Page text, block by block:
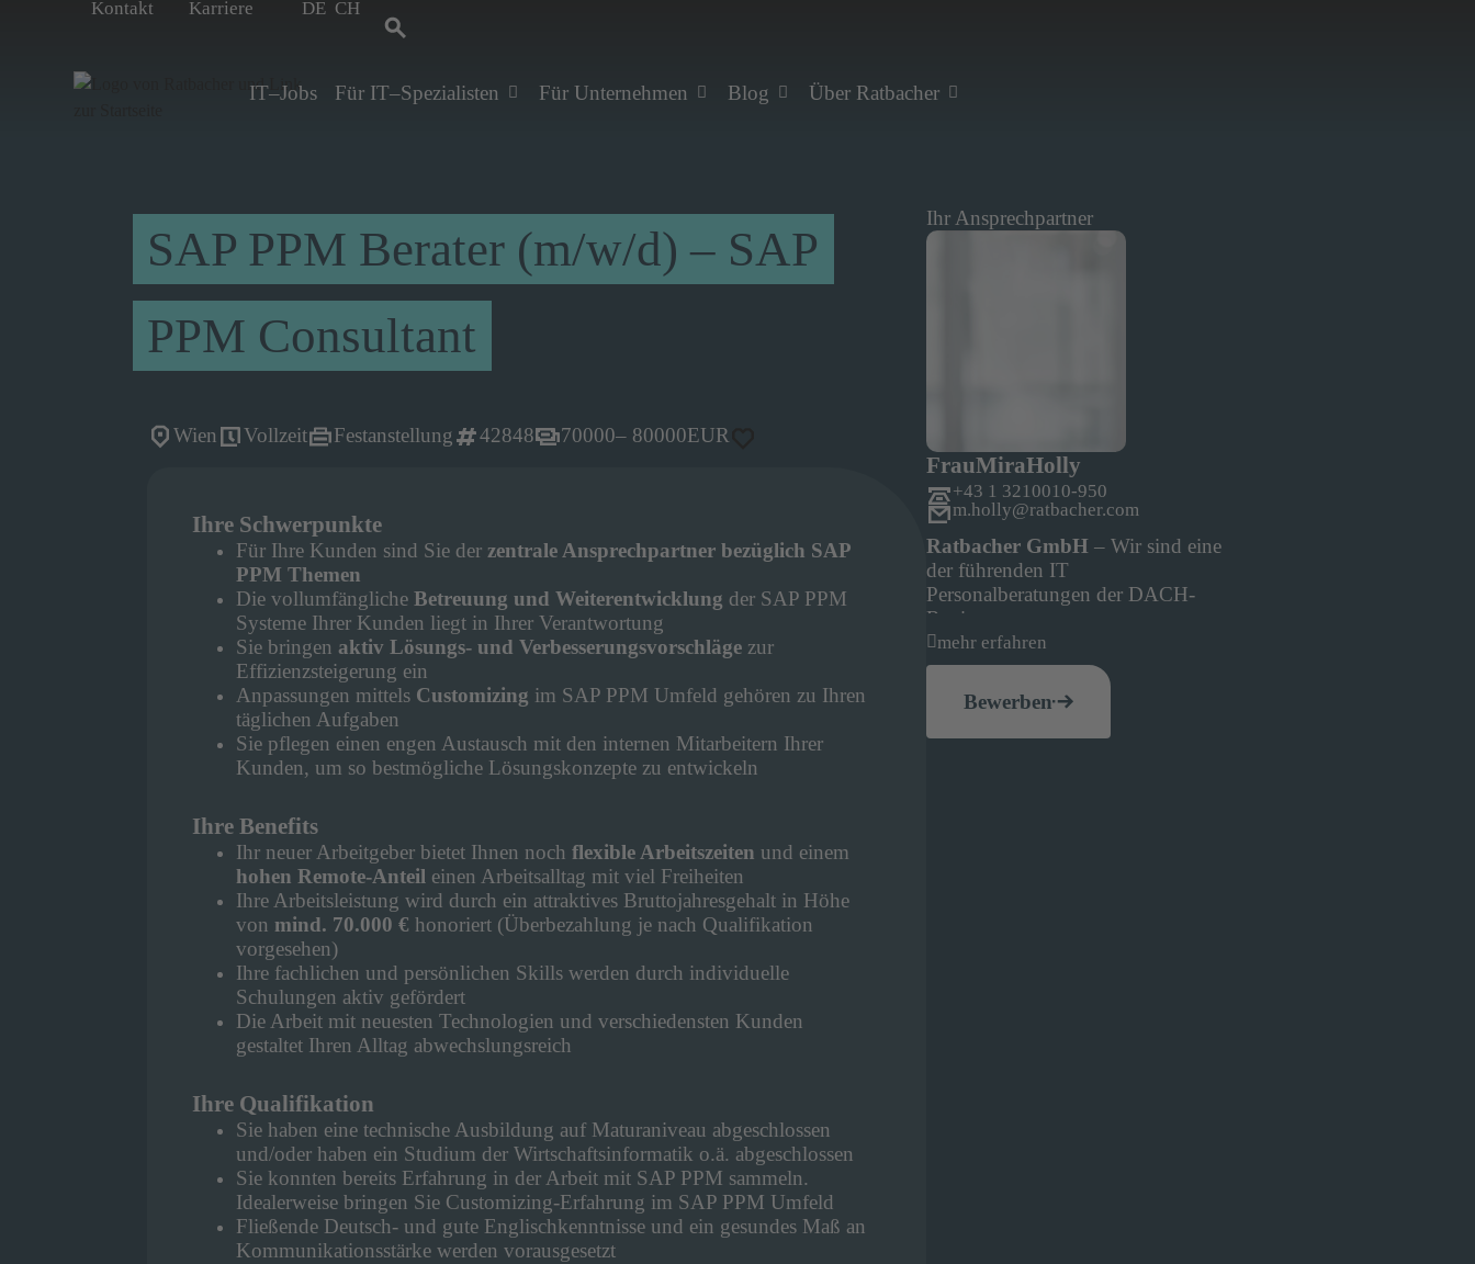
Kontakt Karriere DE CH
IT–Jobs Für IT–Spezialisten Für Unternehmen Blog Über Ratbacher
SAP PPM Berater (m/w/d) – SAP
PPM Consultant
Wien Vollzeit Festanstellung 42848 70000– 80000EUR
Ihre Schwerpunkte
Für Ihre Kunden sind Sie der zentrale Ansprechpartner bezüglich SAP
PPM Themen
Die vollumfängliche Betreuung und Weiterentwicklung der SAP PPM
Systeme Ihrer Kunden liegt in Ihrer Verantwortung
Sie bringen aktiv Lösungs- und Verbesserungsvorschläge zur
Effizienzsteigerung ein
Anpassungen mittels Customizing im SAP PPM Umfeld gehören zu Ihren
täglichen Aufgaben
Sie pflegen einen engen Austausch mit den internen Mitarbeitern Ihrer
Kunden, um so bestmögliche Lösungskonzepte zu entwickeln
Ihre Benefits
Ihr neuer Arbeitgeber bietet Ihnen noch flexible Arbeitszeiten und einem
hohen Remote-Anteil einen Arbeitsalltag mit viel Freiheiten
Ihre Arbeitsleistung wird durch ein attraktives Bruttojahresgehalt in Höhe
von mind. 70.000 € honoriert (Überbezahlung je nach Qualifikation
vorgesehen)
Ihre fachlichen und persönlichen Skills werden durch individuelle
Schulungen aktiv gefördert
Die Arbeit mit neuesten Technologien und verschiedensten Kunden
gestaltet Ihren Alltag abwechslungsreich
Ihre Qualifikation
Sie haben eine technische Ausbildung auf Maturaniveau abgeschlossen
und/oder haben ein Studium der Wirtschaftsinformatik o.ä. abgeschlossen
Sie konnten bereits Erfahrung in der Arbeit mit SAP PPM sammeln.
Idealerweise bringen Sie Customizing-Erfahrung im SAP PPM Umfeld
Fließende Deutsch- und gute Englischkenntnisse und ein gesundes Maß an
Kommunikationsstärke werden vorausgesetzt
Ihr Ansprechpartner
FrauMiraHolly
+43 1 3210010-950
m.holly@ratbacher.com
Ratbacher GmbH – Wir sind eine
der führenden IT
Personalberatungen der DACH-
Region.
mehr erfahren
Bewerben